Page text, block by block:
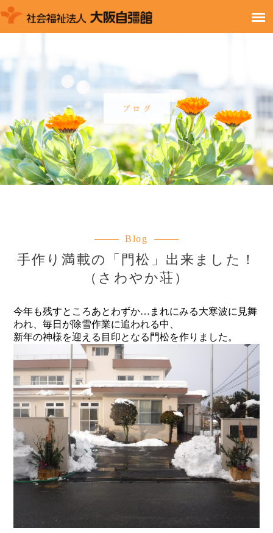
Blog
手作り満載の「門松」出来ました！
（さわやか荘）
今年も残すところあとわずか…まれにみる大寒波に見舞
われ、毎日が除雪作業に追われる中、
新年の神様を迎える目印となる門松を作りました。